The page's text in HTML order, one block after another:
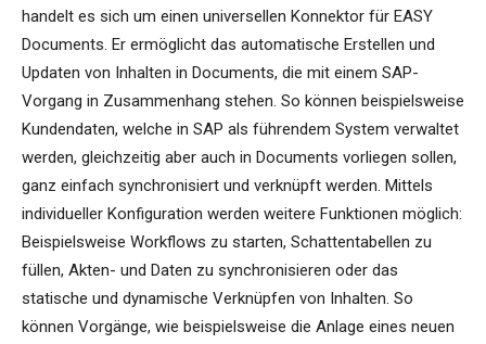
handelt es sich um einen universellen Konnektor für EASY
Documents. Er ermöglicht das automatische Erstellen und
Updaten von Inhalten in Documents, die mit einem SAP-
Vorgang in Zusammenhang stehen. So können beispielsweise
Kundendaten, welche in SAP als führendem System verwaltet
werden, gleichzeitig aber auch in Documents vorliegen sollen,
ganz einfach synchronisiert und verknüpft werden. Mittels
individueller Konfiguration werden weitere Funktionen möglich:
Beispielsweise Workflows zu starten, Schattentabellen zu
füllen, Akten- und Daten zu synchronisieren oder das
statische und dynamische Verknüpfen von Inhalten. So
können Vorgänge, wie beispielsweise die Anlage eines neuen